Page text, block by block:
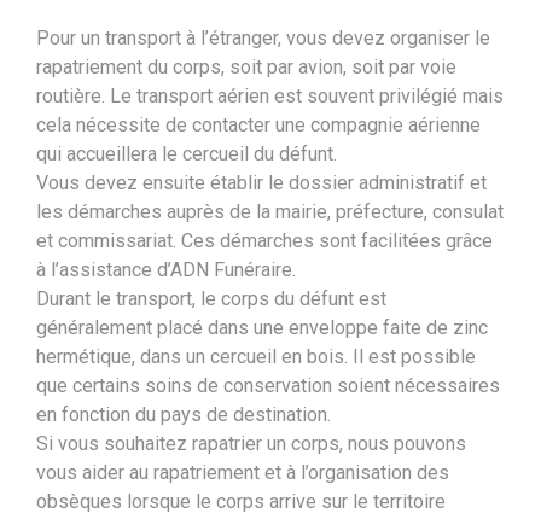
Pour un transport à l’étranger, vous devez organiser le
rapatriement du corps, soit par avion, soit par voie
routière. Le transport aérien est souvent privilégié mais
cela nécessite de contacter une compagnie aérienne
qui accueillera le cercueil du défunt.
Vous devez ensuite établir le dossier administratif et
les démarches auprès de la mairie, préfecture, consulat
et commissariat. Ces démarches sont facilitées grâce
à l’assistance d’ADN Funéraire.
Durant le transport, le corps du défunt est
généralement placé dans une enveloppe faite de zinc
hermétique, dans un cercueil en bois. Il est possible
que certains soins de conservation soient nécessaires
en fonction du pays de destination.
Si vous souhaitez rapatrier un corps, nous pouvons
vous aider au rapatriement et à l’organisation des
obsèques lorsque le corps arrive sur le territoire